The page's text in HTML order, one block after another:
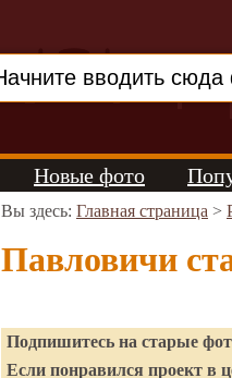
Новые фото
Вы здесь: Главная страница >
Павловичи
Подпишитесь на старые
Если понравился проект в